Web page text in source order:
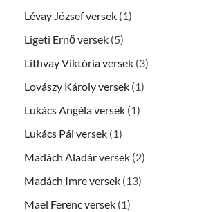
Lévay József versek (1)
Ligeti Ernő versek (5)
Lithvay Viktória versek (3)
Lovászy Károly versek (1)
Lukács Angéla versek (1)
Lukács Pál versek (1)
Madách Aladár versek (2)
Madách Imre versek (13)
Mael Ferenc versek (1)